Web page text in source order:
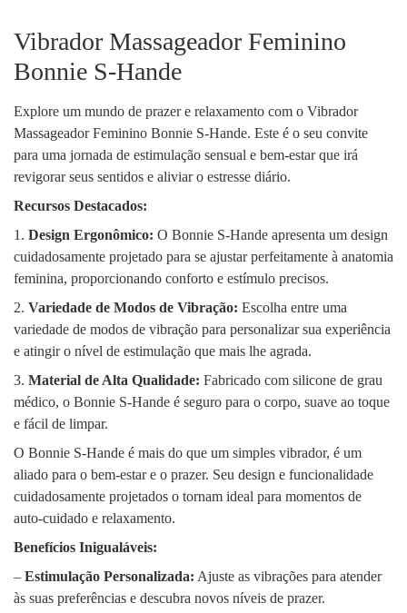
Vibrador Massageador Feminino
Bonnie S-Hande
Explore um mundo de prazer e relaxamento com o Vibrador
Massageador Feminino Bonnie S-Hande. Este é o seu convite
para uma jornada de estimulação sensual e bem-estar que irá
revigorar seus sentidos e aliviar o estresse diário.
Recursos Destacados:
1. Design Ergonômico: O Bonnie S-Hande apresenta um design
cuidadosamente projetado para se ajustar perfeitamente à anatomia
feminina, proporcionando conforto e estímulo precisos.
2. Variedade de Modos de Vibração: Escolha entre uma
variedade de modos de vibração para personalizar sua experiência
e atingir o nível de estimulação que mais lhe agrada.
3. Material de Alta Qualidade: Fabricado com silicone de grau
médico, o Bonnie S-Hande é seguro para o corpo, suave ao toque
e fácil de limpar.
O Bonnie S-Hande é mais do que um simples vibrador, é um
aliado para o bem-estar e o prazer. Seu design e funcionalidade
cuidadosamente projetados o tornam ideal para momentos de
auto-cuidado e relaxamento.
Benefícios Inigualáveis:
– Estimulação Personalizada: Ajuste as vibrações para atender
às suas preferências e descubra novos níveis de prazer.